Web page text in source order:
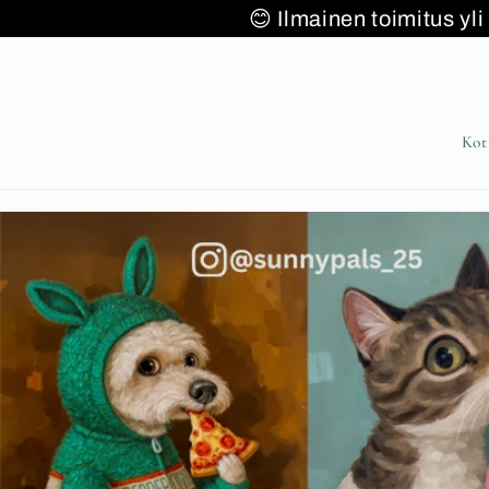
😊 Ilmainen toimitus